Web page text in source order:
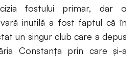
fostului primar, dar o
inutilă a fost faptul că în
un singur club care a depus
Constanța prin care și-a